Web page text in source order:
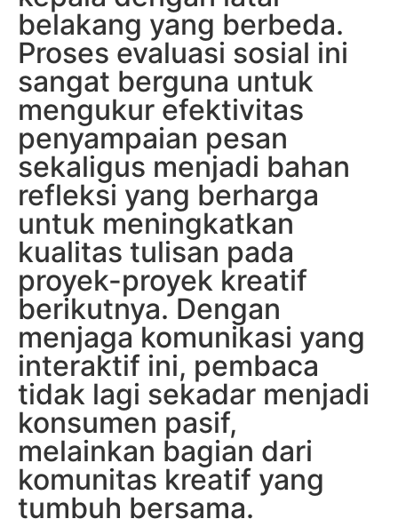
belakang yang berbeda.
Proses evaluasi sosial ini
sangat berguna untuk
mengukur efektivitas
penyampaian pesan
sekaligus menjadi bahan
refleksi yang berharga
untuk meningkatkan
kualitas tulisan pada
proyek-proyek kreatif
berikutnya. Dengan
menjaga komunikasi yang
interaktif ini, pembaca
tidak lagi sekadar menjadi
konsumen pasif,
melainkan bagian dari
komunitas kreatif yang
tumbuh bersama.